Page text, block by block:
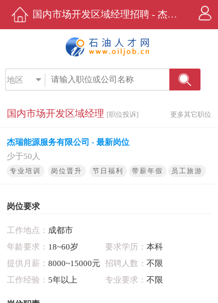
国内市场开发区域经理招聘 - 杰瑞能源服务有限公司 - 石油人才网
地区
国内市场开发区域经理 [职位投诉] 更多其它职位
杰瑞能源服务有限公司 - 最新岗位
少于50人
专业培训 岗位晋升 节日福利 带薪年假 员工旅游
岗位要求
工作地点： 成都市
年龄要求： 18~60岁 要求学历： 本科
提供月薪： 8000~15000元 招聘人数： 不限
工作经验： 5年以上 专业要求： 不限